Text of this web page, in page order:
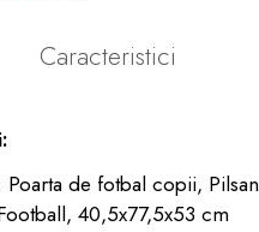
Caracteristici
de fotbal copii, Pilsan
40,5x77,5x53 cm